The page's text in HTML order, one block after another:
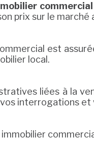
commercial
prix sur le marché
est
local.
liées à la
interrogations